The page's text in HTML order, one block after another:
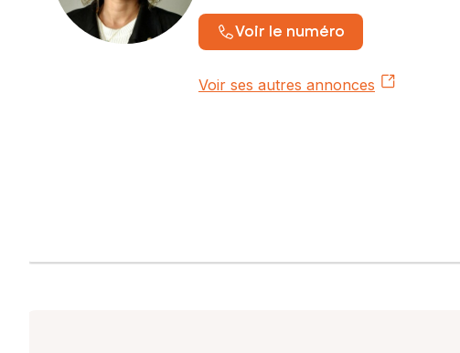
Voir le numéro
Voir ses autres annonces